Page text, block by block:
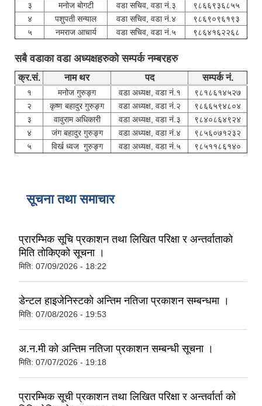
३
मनोज बोगटी वडा सचिव, वडा नं.३
९८६६९३६८५५
४
पशुपती सन्याल वडा सचिव, वडा नं.४
९८६९०९६१९३
५
नमराज आचार्य वडा सचिव, वडा नं.५ ९८६४१६२२६८
सबै वडाका वडा अध्यक्षहरुको सम्पर्क नम्बरहरु
क्र.सं. नाम थर पद सम्पर्क नं.
१ मनोज गुरुङ्ग वडा अध्यक्ष, वडा नं.१
९८१८६१४५२७
२
कृष्‍ण बहादुर गुरुङ्ग वडा अध्यक्ष, वडा नं.२
९८६६५९४८०४
३
वावुराम अधिकारी वडा अध्यक्ष, वडा नं.३
९८४०८६४९२४
४
जंग बहादुर गुरुङ्ग वडा अध्यक्ष, वडा नं.४
९८५६०७१२३२
५
विर्ख ध्वज गुरुङ्ग वडा अध्यक्ष, वडा नं.५ ९८५११८६१४०
सूचना तथा समाचार
प्रारम्भिक सूचि प्रकाशन तथा लिखित परिक्षा र अन्तर्वाताको
मिति तोकिएको सूचना ।
मिति: 07/09/2026 - 18:22
डेन्टल हाइजेनिस्टको अन्तिम नतिजा प्रकाशन सम्बन्धमा ।
मिति: 07/08/2026 - 19:53
अ.न.मी को अन्तिम नतिजा प्रकाशन सम्बन्धी सूचना ।
मिति: 07/07/2026 - 19:18
प्रारम्भिक सूची प्रकाशन तथा लिखित परिक्षा र अन्तर्वार्ता को